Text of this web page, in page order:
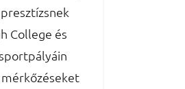
College és